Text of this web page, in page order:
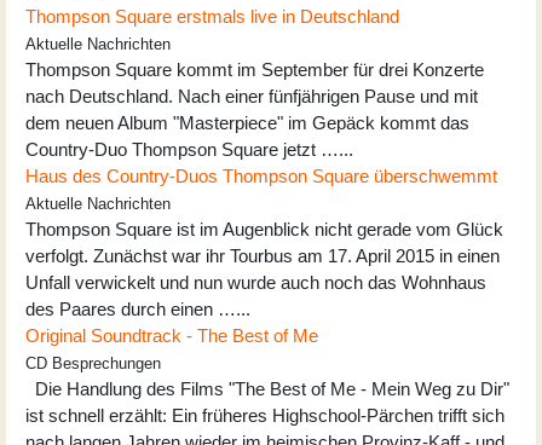
Thompson Square erstmals live in Deutschland
Aktuelle Nachrichten
Thompson Square kommt im September für drei Konzerte
nach Deutschland. Nach einer fünfjährigen Pause und mit
dem neuen Album "Masterpiece" im Gepäck kommt das
Country-Duo Thompson Square jetzt …...
Haus des Country-Duos Thompson Square überschwemmt
Aktuelle Nachrichten
Thompson Square ist im Augenblick nicht gerade vom Glück
verfolgt. Zunächst war ihr Tourbus am 17. April 2015 in einen
Unfall verwickelt und nun wurde auch noch das Wohnhaus
des Paares durch einen …...
Original Soundtrack - The Best of Me
CD Besprechungen
Die Handlung des Films "The Best of Me - Mein Weg zu Dir"
ist schnell erzählt: Ein früheres Highschool-Pärchen trifft sich